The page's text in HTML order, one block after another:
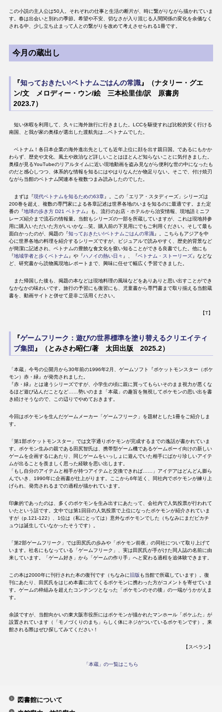
この小説の主人公は50人。それぞれの仕事と生活の断片が、時に繋がりながら描かれていま
す。春は出会いと別れの季節。希望や不安、切なさが入り混じる人間関係の変化を余儀なく
される中、少し立ち止まって人との繋がりを改めて考えさせられる1冊です。
今月の蔵出し
『知っておきたい!ベトナムごはんの常識』（ナタリー・グエ
ン/文 メロディー・ウン/絵 三本松里佳/訳 原書房
2023.7）
短い休暇を利用して、久々に海外旅行に行きました。LCCを駆使すれば比較的安く行ける
南国、と我が家の奥様が選出した渡航先は…ベトナムでした。
ベトナム！各日本企業の海外進出先としても近年上位に顔を出す親日国。であるにもかか
わらず、歴史や文化、風土や政治など詳しいことはほとんど知らないことに気付きました。
奥様が見るYouTubeのリアルタイムに近い現地動画を盗み見ながら便利な世の中になったも
のだと感心しつつ、体系的な情報を知るにはやはりなんだか物足りない。そこで、付け焼刃
ながら当館のベトナム関連本を複数つまみ読みしたのでした。
まずは『現代ベトナムを知るための63章』。この「エリア・スタディーズ」シリーズは
200巻を超え、複数の専門家による各章記述は世界各地のいまを知るのに最適です。また定
番の『地球の歩き方 D21 ベトナム 』も、流行のお店・ホテルから治安情報、現地語ミニフ
レーズ紹介まで流石の情報量。当館もシリーズの一部を所蔵していますが、これは現地持参
用に購入いただいた方がいいかな…笑。購入前の下見用にでもご利用ください。そして最も
面白かったのが、掲題の『知っておきたい!ベトナムごはんの常識』。こちらもアジアを中
心に世界各地の料理を紹介するシリーズですが、ビジュアルで読みやすく、歴史的背景など
が簡潔に記述され、ベトナムの豊饒な食文化を窺い知ることができる良書でした。他にも
『地域学者と歩くベトナム 』や『ハノイの熱い日々 』、『ベトナム・ストーリーズ』などな
ど、研究書から読物風現地レポートまで、興味に任せて幅広く予習できました。
また帰国した後も、掲題の本などは現地料理の風味などをありありと思い出すことができ
なかなかの味わいです。旅行の予習にも復習にも、児童書から専門書まで取り揃える当館蔵
書を、動画サイトと併せて是非ご活用ください。
【T】
『ゲームフリーク：遊びの世界標準を塗り替えるクリエイティ
ブ集団 』（とみさわ昭仁/著 太田出版 2025.2）
「本蔵」今号の公開月から30年前の1996年2月、ゲームソフト『ポケットモンスター（ポケ
モン）赤・緑』が発売されました。
『赤・緑』とは違うシリーズですが、小学生の頃に親に買ってもらいそのまま視力が悪くな
るほど遊び込んだことなど……勢いのまま「本蔵」の趣旨を無視してポケモンの思い出を書
き続けそうなので、この辺りでやめておきます。
今回はポケモンを生んだゲームメーカー「ゲームフリーク」を題材とした1冊をご紹介しま
す。
「第1部ポケットモンスター」では文字通りポケモンが完成するまでの逸話が書かれていま
す。ポケモン生みの親である田尻智氏は、携帯型ゲーム機であるゲームボーイ向けの新しい
ゲームを企画するにあたり、同じゲームをいっしょに遊んでいた相手にばかり珍しいアイテ
ムが出ることを羨ましく思った経験を思い出します。
「もし自分のアイテムと相手が持つアイテムと交換できれば……」アイデアはどんどん膨ら
んでいき、1990年に企画書が仕上がります。ここから6年近く、同社内でポケモンが練り上
げられ、発売されるまでの過程が描かれています。
印象的であったのは、多くのポケモンを生み出すにあたって、会社内で人気投票が行われて
いたという話です。文中では第1回目の人気投票で上位になったポケモンが紹介されていま
すが（p.121-122）、1位は（私にとっては）意外なポケモンでした（ちなみにまだピカチ
ュウは誕生していなかったそうです）。
「第2部ゲームフリーク」では田尻氏の歩みや「ポケモン前夜」の同社について取り上げて
います。社名にもなっている「ゲームフリーク」、実は田尻氏が手がけた同人誌の名前に由
来しています。「ゲーム好き」から「ゲームの作り手」へと変わる過程を追体験できます。
この本は2000年に刊行された本の復刊です（ちなみに 旧版 も当館で所蔵しています）。復
刊にあたり、田尻氏をはじめ本書に出てくるポケモンに携わった方がコメントを寄せていま
す。ゲームの枠組みを超えたコンテンツとなった「ポケモンのその後」の一端がうかがえま
す。
余談ですが、当館向かいの東大阪市役所にはポケモンが描かれたマンホール「ポケふた」が
設置されています（「モノづくりのまち」らしく体にネジがついているポケモンです）。来
館される際はぜひ探してみてください！
【スペラン】
「本蔵」の一覧はこちら
図書館について